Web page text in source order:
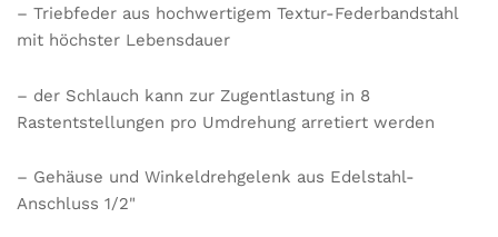
– Triebfeder aus hochwertigem Textur-Federbandstahl
mit höchster Lebensdauer
– der Schlauch kann zur Zugentlastung in 8
Rastentstellungen pro Umdrehung arretiert werden
– Gehäuse und Winkeldrehgelenk aus Edelstahl-
Anschluss 1/2"